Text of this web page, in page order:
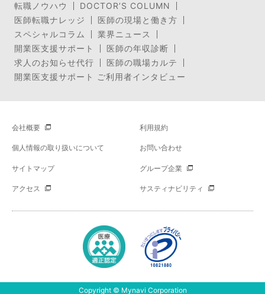
転職ノウハウ
DOCTOR’S COLUMN
医師転職ナレッジ
医師の現場と働き方
スペシャルコラム
業界ニュース
開業医支援サポート
医師の年収診断
求人のお知らせ代行
医師の職場カルテ
開業医支援サポート ご利用者インタビュー
会社概要 利用規約
個人情報の取り扱いについて お問い合わせ
サイトマップ グループ企業
アクセス サスティナビリティ
Copyright © Mynavi Corporation